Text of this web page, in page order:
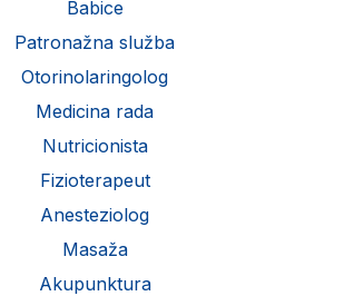
Babice
Patronažna služba
Otorinolaringolog
Medicina rada
Nutricionista
Fizioterapeut
Anesteziolog
Masaža
Akupunktura